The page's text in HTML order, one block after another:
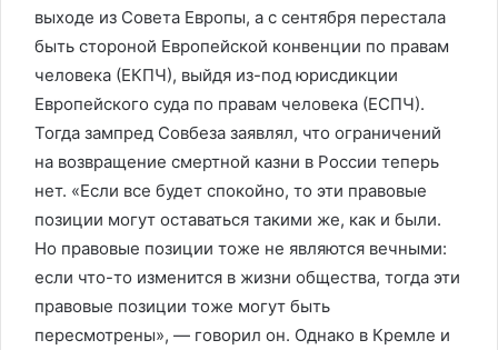
выходе из Совета Европы, а с сентября перестала
быть стороной Европейской конвенции по правам
человека (ЕКПЧ), выйдя из-под юрисдикции
Европейского суда по правам человека (ЕСПЧ).
Тогда зампред Совбеза заявлял, что ограничений
на возвращение смертной казни в России теперь
нет. «Если все будет спокойно, то эти правовые
позиции могут оставаться такими же, как и были.
Но правовые позиции тоже не являются вечными:
если что-то изменится в жизни общества, тогда эти
правовые позиции тоже могут быть
пересмотрены», — говорил он. Однако в Кремле и